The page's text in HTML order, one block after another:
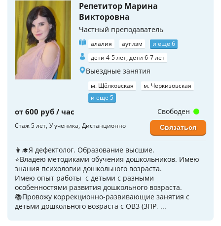
Репетитор Марина
Викторовна
Частный преподаватель
алалия аутизм
и еще 6
дети 4-5 лет, дети 6-7 лет
Выездные занятия
м. Щёлковская
м. Черкизовская
и еще 5
от 600 руб / час
Стаж 5 лет У ученика Дистанционно
👩‍🎓Я дефектолог. Образование высшие.
⭐Владею методиками обучения дошкольников. Имею
знания психологии дошкольного возраста.
Имею опыт работы с детьми с разными
особенностями развития дошкольного возраста.
📚Провожу коррекционно-развивающие занятия с
детьми дошкольного возраста с ОВЗ (ЗПР, ...
Свободен
Связаться